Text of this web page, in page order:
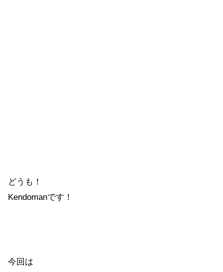
どうも！
Kendomanです！
今回は